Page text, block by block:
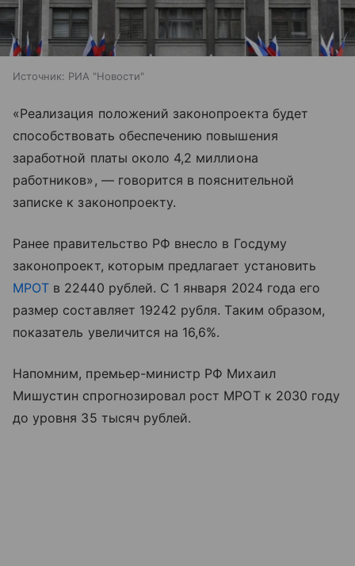
Источник: РИА "Новости"
«Реализация положений законопроекта будет
способствовать обеспечению повышения
заработной платы около 4,2 миллиона
работников», — говорится в пояснительной
записке к законопроекту.
Ранее правительство РФ внесло в Госдуму
законопроект, которым предлагает установить
МРОТ в 22440 рублей. С 1 января 2024 года его
размер составляет 19242 рубля. Таким образом,
показатель увеличится на 16,6%.
Напомним, премьер-министр РФ Михаил
Мишустин спрогнозировал рост МРОТ к 2030 году
до уровня 35 тысяч рублей.